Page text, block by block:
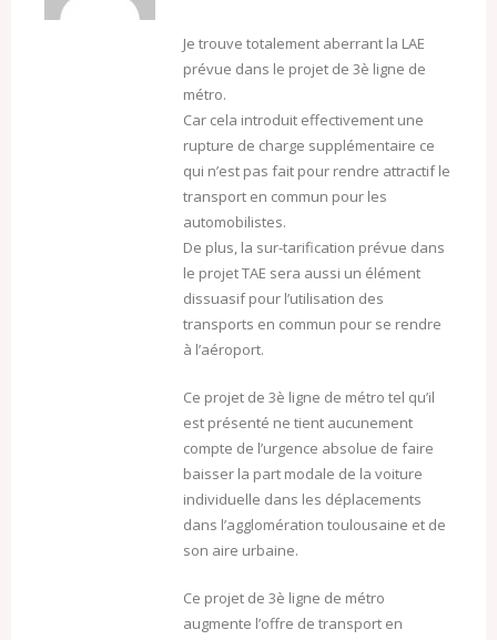
Je trouve totalement aberrant la LAE
prévue dans le projet de 3è ligne de
métro.
Car cela introduit effectivement une
rupture de charge supplémentaire ce
qui n’est pas fait pour rendre attractif le
transport en commun pour les
automobilistes.
De plus, la sur-tarification prévue dans
le projet TAE sera aussi un élément
dissuasif pour l’utilisation des
transports en commun pour se rendre
à l’aéroport.
Ce projet de 3è ligne de métro tel qu’il
est présenté ne tient aucunement
compte de l’urgence absolue de faire
baisser la part modale de la voiture
individuelle dans les déplacements
dans l’agglomération toulousaine et de
son aire urbaine.
Ce projet de 3è ligne de métro
augmente l’offre de transport en